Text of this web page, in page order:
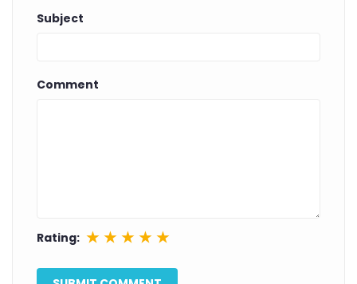
Subject
Comment
Rating: ★ ★ ★ ★ ★